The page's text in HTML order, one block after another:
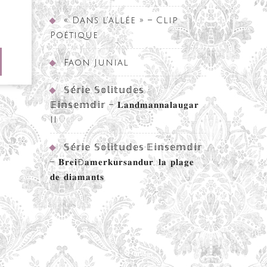
« Dans l’allée » – Clip
Poétique
Faon Junial
𝕊𝕖́𝕣𝕚𝕖 𝕊𝕠𝕝𝕚𝕥𝕦𝕕𝕖𝕤 •
𝔼𝕚𝕟𝕤𝕖𝕞𝕕𝕚𝕣 – 𝐋𝐚𝐧𝐝𝐦𝐚𝐧𝐧𝐚𝐥𝐚𝐮𝐠𝐚𝐫
II
𝕊𝕖́𝕣𝕚𝕖 𝕊𝕠𝕝𝕚𝕥𝕦𝕕𝕖𝕤•𝔼𝕚𝕟𝕤𝕖𝕞𝕕𝕚𝕣
– 𝐁𝐫𝐞𝐢ð𝐚𝐦𝐞𝐫𝐤𝐮𝐫𝐬𝐚𝐧𝐝𝐮𝐫, 𝐥𝐚 𝐩𝐥𝐚𝐠𝐞
𝐝𝐞 𝐝𝐢𝐚𝐦𝐚𝐧𝐭𝐬